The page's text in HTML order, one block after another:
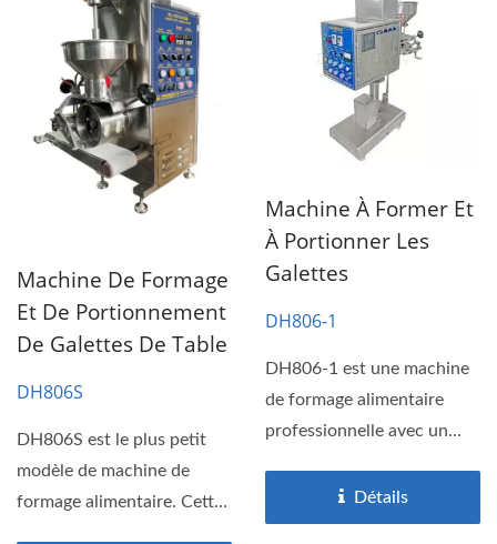
Machine De Formage
Et De Portionnement
De Galettes De Table
DH806S
DH806S est le plus petit
modèle de machine de
formage alimentaire. Cette
Machine À Former Et
À Portionner Les
Galettes
DH806-1
DH806-1 est une machine
de formage alimentaire
professionnelle avec un
Détails